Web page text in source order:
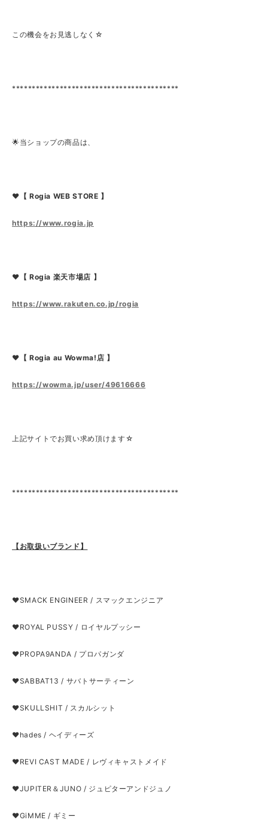
この機会をお見逃しなく☆
******************************************
🌟当ショップの商品は、
❤【 Rogia WEB STORE 】
https://www.rogia.jp
❤【 Rogia 楽天市場店 】
https://www.rakuten.co.jp/rogia
❤【 Rogia au Wowma!店 】
https://wowma.jp/user/49616666
上記サイトでお買い求め頂けます☆
******************************************
【お取扱いブランド】
❤SMACK ENGINEER / スマックエンジニア
❤ROYAL PUSSY / ロイヤルプッシー
❤PROPA9ANDA / プロパガンダ
❤SABBAT13 / サバトサーティーン
❤SKULLSHIT / スカルシット
❤hades / ヘイディーズ
❤REVI CAST MADE / レヴィキャストメイド
❤JUPITER＆JUNO / ジュピターアンドジュノ
❤GiMME / ギミー